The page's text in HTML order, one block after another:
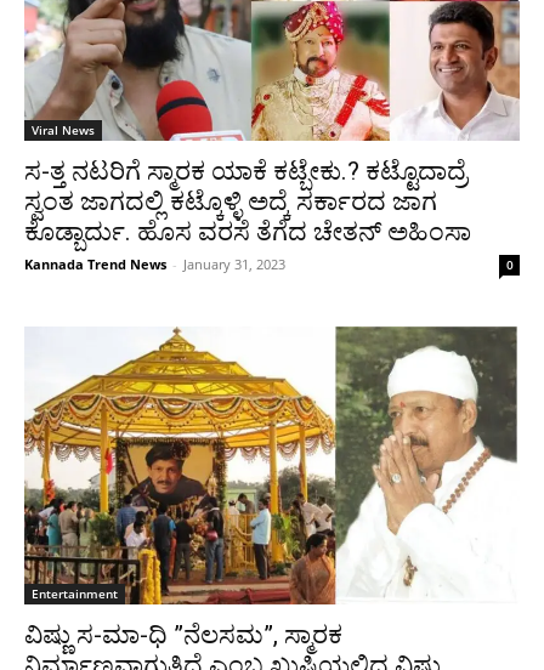
Viral News
ಸ-ತ್ತ ನಟರಿಗೆ ಸ್ಮಾರಕ ಯಾಕೆ ಕಟ್ಬೇಕು.? ಕಟ್ಟೊದಾದ್ರೆ
ಸ್ವಂತ ಜಾಗದಲ್ಲಿ ಕಟ್ಕೊಳ್ಳಿ ಅದ್ಕೆ ಸರ್ಕಾರದ ಜಾಗ
ಕೊಡ್ಬಾರ್ದು. ಹೊಸ ವರಸೆ ತೆಗೆದ ಚೇತನ್ ಅಹಿಂಸಾ
Kannada Trend News - January 31, 2023 0
Entertainment
ವಿಷ್ಣು ಸ-ಮಾ-ಧಿ ”ನೆಲಸಮ”, ಸ್ಮಾರಕ